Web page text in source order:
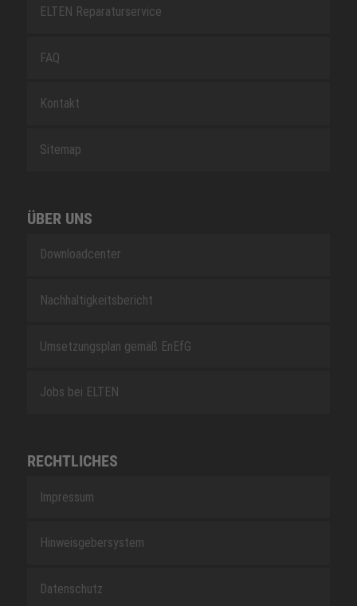
ELTEN Reparaturservice
FAQ
Kontakt
Sitemap
ÜBER UNS
Downloadcenter
Nachhaltigkeitsbericht
Umsetzungsplan gemäß EnEfG
Jobs bei ELTEN
RECHTLICHES
Impressum
Hinweisgebersystem
Datenschutz